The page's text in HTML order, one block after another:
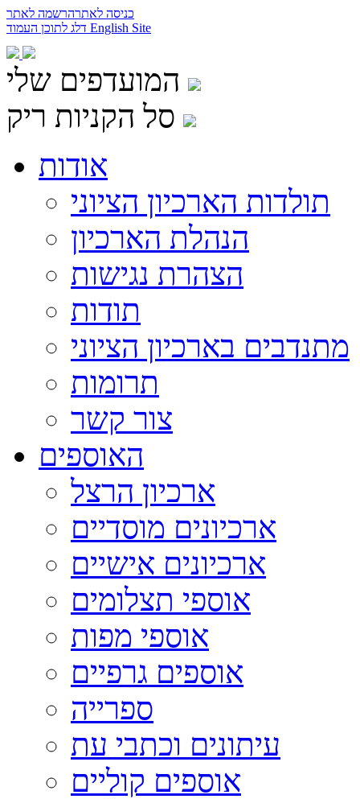
כניסה לאתרהרשמה לאתר
English Site
המועדפים שלי
סל הקניות ריק
אודות
תולדות הארכיון הציוני
הנהלת הארכיון
הצהרת נגישות
תודות
מתנדבים בארכיון הציוני
תרומות
צור קשר
האוספים
ארכיון הרצל
ארכיונים מוסדיים
ארכיונים אישיים
אוספי תצלומים
אוספי מפות
אוספים גרפיים
ספרייה
עיתונים וכתבי עת
אוספים קוליים